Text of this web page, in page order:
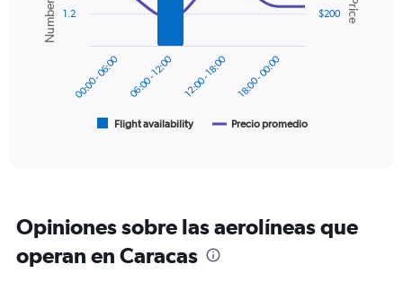
values.
Range:
data
series.
6
The
Flight availability Precio promedio
00:00 - 06:00 06:00 - 12:00 12:00 - 18:00 18:00 - 00:00
$200
1.2
Opiniones sobre las aerolíneas que
operan en Caracas